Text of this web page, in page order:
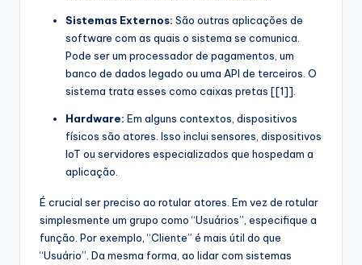
Sistemas Externos: São outras aplicações de
software com as quais o sistema se comunica.
Pode ser um processador de pagamentos, um
banco de dados legado ou uma API de terceiros. O
sistema trata esses como caixas pretas [[1]].
Hardware: Em alguns contextos, dispositivos
físicos são atores. Isso inclui sensores, dispositivos
IoT ou servidores especializados que hospedam a
aplicação.
É crucial ser preciso ao rotular atores. Em vez de rotular
simplesmente um grupo como “Usuários”, especifique a
função. Por exemplo, “Cliente” é mais útil do que
“Usuário”. Da mesma forma, ao lidar com sistemas